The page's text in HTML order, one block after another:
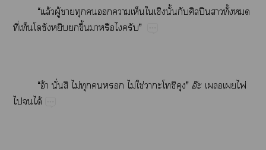
“​ล้​ู้​​​​​​​​​ั้​​ปิ​​ั้​​
ี่​​​​ึ้​​​​”
“​อ้​ั่​​ไม่​​​​ไม่​ใช่​​​​​” อ๊ ​​ไพ่​
​​ได้